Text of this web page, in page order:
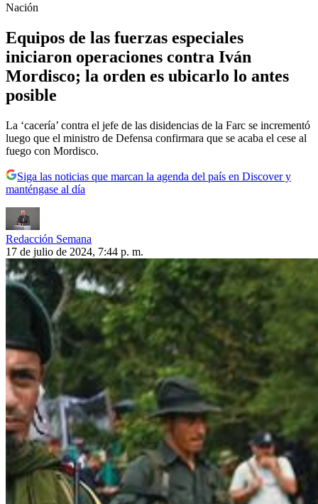
Nación
Equipos de las fuerzas especiales
iniciaron operaciones contra Iván
Mordisco; la orden es ubicarlo lo antes
posible
La ‘cacería’ contra el jefe de las disidencias de la Farc se incrementó
luego que el ministro de Defensa confirmara que se acaba el cese al
fuego con Mordisco.
Siga las noticias que marcan la agenda del país en Discover y
manténgase al día
Redacción Semana
17 de julio de 2024, 7:44 p. m.